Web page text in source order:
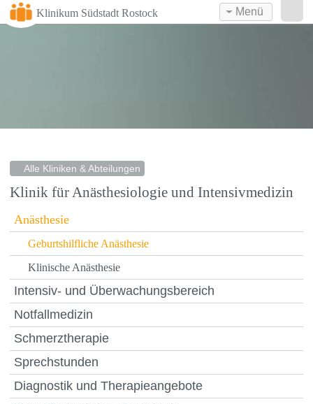
Klinikum Südstadt Rostock Menü
Alle Kliniken & Abteilungen
Klinik für Anästhesiologie und Intensivmedizin
Anästhesie
Geburtshilfliche Anästhesie
Klinische Anästhesie
Intensiv- und Überwachungsbereich
Notfallmedizin
Schmerztherapie
Sprechstunden
Diagnostik und Therapieangebote